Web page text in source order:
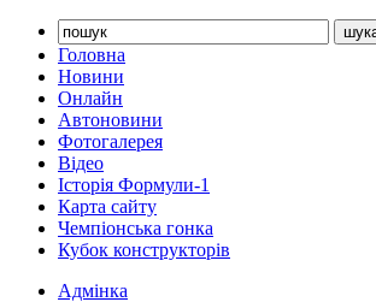
Головна
Новини
Онлайн
Автоновини
Фотогалерея
Відео
Історія Формули-1
Карта сайту
Чемпіонська гонка
Кубок конструкторів
Адмінка